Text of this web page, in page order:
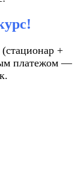
+
платежом —